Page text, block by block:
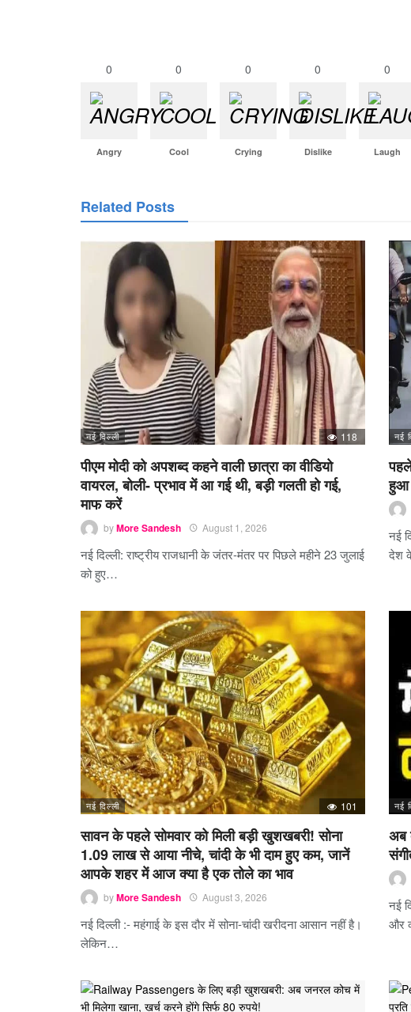
0
Angry
0
Cool
0
Crying
0
Dislike
0
Laugh
Related Posts
नई दिल्ली 118
पीएम मोदी को अपशब्द कहने वाली छात्रा का वीडियो
वायरल, बोली- प्रभाव में आ गई थी, बड़ी गलती हो गई,
माफ करें
byMore Sandesh August 1, 2026
नई दिल्ली: राष्ट्रीय राजधानी के जंतर-मंतर पर पिछले महीने 23 जुलाई
को हुए…
नई
हुआ
नई
देश
नई दिल्ली 101
सावन के पहले सोमवार को मिली बड़ी खुशखबरी! सोना
1.09 लाख से आया नीचे, चांदी के भी दाम हुए कम, जानें
आपके शहर में आज क्या है एक तोले का भाव
byMore Sandesh August 3, 2026
नई दिल्ली :- महंगाई के इस दौर में सोना-चांदी खरीदना आसान नहीं है।
लेकिन…
नई
अब
नई
और